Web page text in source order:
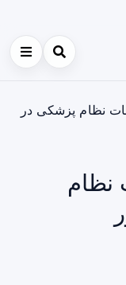
نظام پزشکی در
نظام